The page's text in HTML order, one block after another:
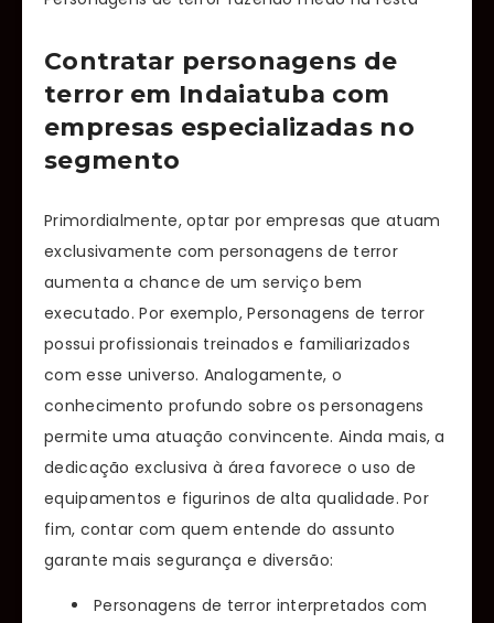
Contratar personagens de
terror em Indaiatuba com
empresas especializadas no
segmento
Primordialmente, optar por empresas que atuam
exclusivamente com personagens de terror
aumenta a chance de um serviço bem
executado. Por exemplo, Personagens de terror
possui profissionais treinados e familiarizados
com esse universo. Analogamente, o
conhecimento profundo sobre os personagens
permite uma atuação convincente. Ainda mais, a
dedicação exclusiva à área favorece o uso de
equipamentos e figurinos de alta qualidade. Por
fim, contar com quem entende do assunto
garante mais segurança e diversão:
Personagens de terror interpretados com